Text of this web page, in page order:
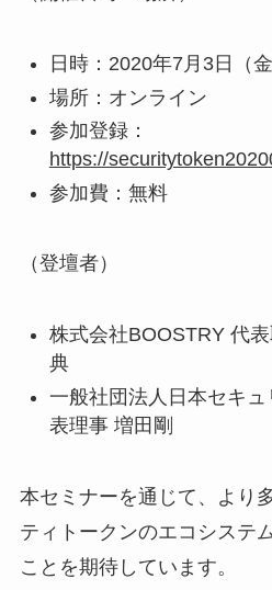
日時：2020年7月3日（
場所：オンライン
参加登録：
https://
参加費：無料
（登壇者）
株式会社BOOSTRY 代
典
一般社団法人日本セキ
表理事 増田剛
本セミナーを通じて、より
ティトークンのエコシステ
ことを期待しています。